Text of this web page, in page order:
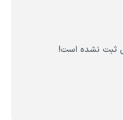
ثبت نشده است!